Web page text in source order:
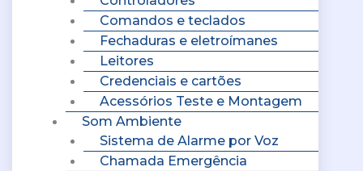
Comandos e teclados
Fechaduras e eletroímanes
Leitores
Credenciais e cartões
Acessórios Teste e Montagem
Som Ambiente
Sistema de Alarme por Voz
Chamada Emergência